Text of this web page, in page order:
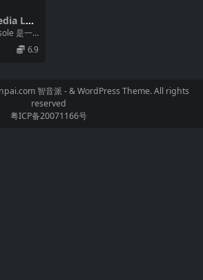
Lur
v1.
是一
6.9
智音派 - & WordPress Theme. All rights
reserved
粤ICP备20071166号